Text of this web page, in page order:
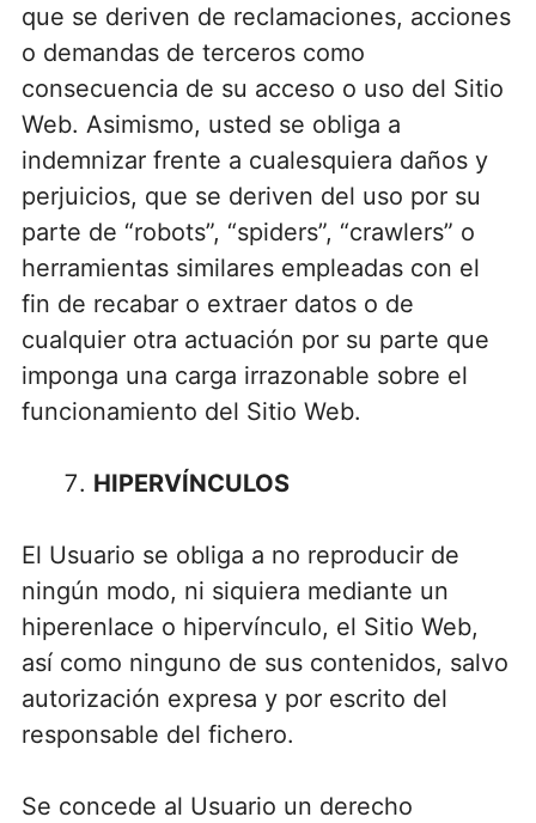
que se deriven de reclamaciones, acciones
o demandas de terceros como
consecuencia de su acceso o uso del Sitio
Web. Asimismo, usted se obliga a
indemnizar frente a cualesquiera daños y
perjuicios, que se deriven del uso por su
parte de “robots”, “spiders”, “crawlers” o
herramientas similares empleadas con el
fin de recabar o extraer datos o de
cualquier otra actuación por su parte que
imponga una carga irrazonable sobre el
funcionamiento del Sitio Web.
HIPERVÍNCULOS
El Usuario se obliga a no reproducir de
ningún modo, ni siquiera mediante un
hiperenlace o hipervínculo, el Sitio Web,
así como ninguno de sus contenidos, salvo
autorización expresa y por escrito del
responsable del fichero.
Se concede al Usuario un derecho